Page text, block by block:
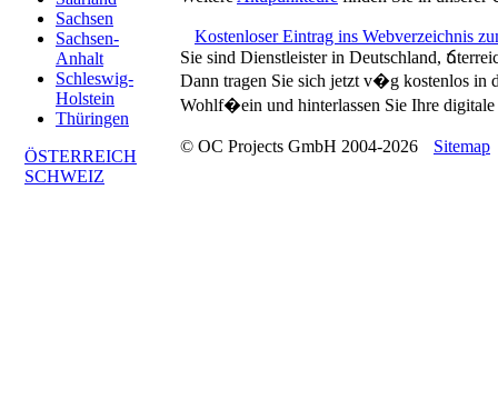
Sachsen
Sachsen-
Anhalt
Schleswig-
Holstein
Thüringen
ÖSTERREICH
SCHWEIZ
Kostenloser Eintrag ins Webverzeichnis
Sie sind Dienstleister in Deutschland,
Dann tragen Sie sich jetzt v�g kostenlos in
Wohlf�ein und hinterlassen Sie Ihre
© OC Projects GmbH 2004-2026 Sitemap